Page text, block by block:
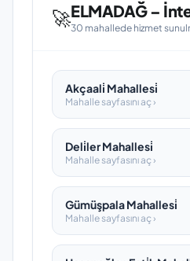
🚀ELMADAĞ –
30 mahallede hizmet
Akçaali̇ Mahallesi̇
Mahalle sayfasını aç ›
Deli̇ler Mahallesi̇
Mahalle sayfasını aç ›
Gümüşpala Mahallesi̇
Mahalle sayfasını aç ›